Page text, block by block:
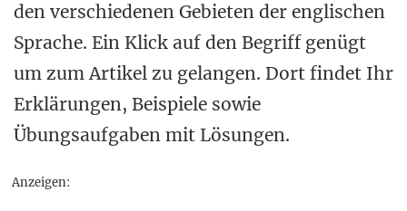
den verschiedenen Gebieten der englischen
Sprache. Ein Klick auf den Begriff genügt
um zum Artikel zu gelangen. Dort findet Ihr
Erklärungen, Beispiele sowie
Übungsaufgaben mit Lösungen.
Anzeigen: